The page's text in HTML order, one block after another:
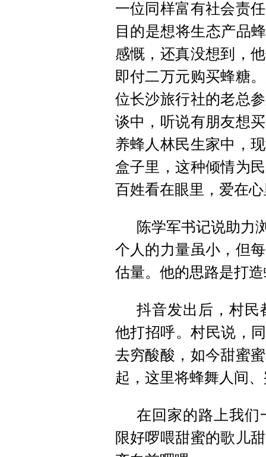
一位同样富有社会责
目的是想将生态产品
感慨，还真没想到，
即付二万元购买蜂糖
位长沙旅行社的老总
谈中，听说有朋友想
养蜂人林民生家中，
盒子里，这种倾情为
百姓看在眼里，爱在
陈学军书记说助力
个人的力量虽小，但
估量。他的思路是打
抖音发出后，村民
他打招呼。村民说，
去穷酸酸，如今甜蜜
起，这里将蜂舞人间
在回家的路上我们
限好啰喂甜蜜的歌儿